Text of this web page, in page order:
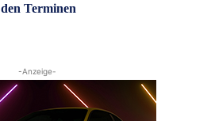
Terminen
-Anzeige-